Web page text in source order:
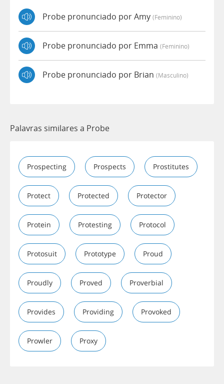
Probe pronunciado por Amy (feminino)
Probe pronunciado por Emma (feminino)
Probe pronunciado por Brian (masculino)
Palavras similares a Probe
Prospecting Prospects Prostitutes
Protect Protected Protector
Protein Protesting Protocol
Protosuit Prototype Proud
Proudly Proved Proverbial
Provides Providing Provoked
Prowler Proxy